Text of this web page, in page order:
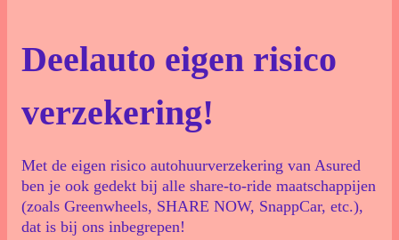
Deelauto eigen risico
verzekering!
Met de eigen risico autohuurverzekering van Asured
ben je ook gedekt bij alle share-to-ride maatschappijen
(zoals Greenwheels, SHARE NOW, SnappCar, etc.),
dat is bij ons inbegrepen!